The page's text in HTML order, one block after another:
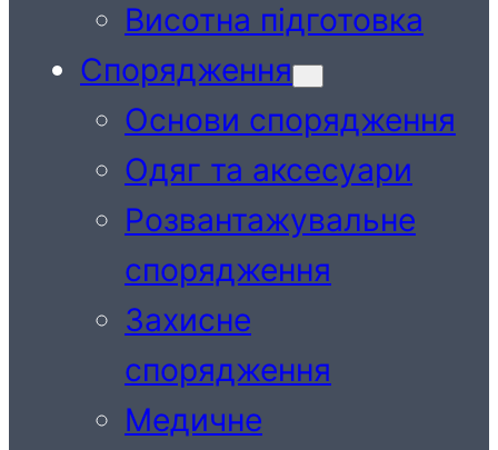
Висотна підготовка
Спорядження
Основи спорядження
Одяг та аксесуари
Розвантажувальне
спорядження
Захисне
спорядження
Медичне